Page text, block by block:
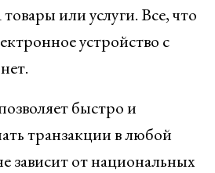
товары или услуги. Все, что
устройство с
быстро и
транзакции в любой
зависит от национальных